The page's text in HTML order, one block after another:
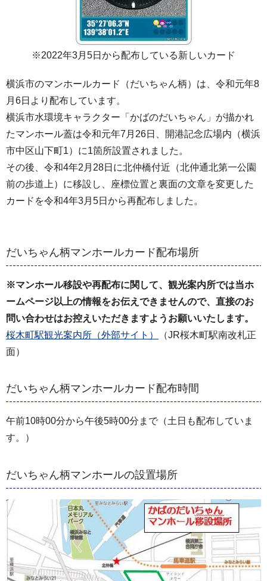
※2022年3月5日から配布している新しいカード
横浜市のマンホールカード（だいちゃん柄）は、令和元年8
月6日より配布しています。
横浜市水環境キャラクター「かばのだいちゃん」が描かれ
たマンホール蓋は令和元年7月26日、開港記念広場内（横浜
市中区山下町1）に1箇所設置されました。
その後、令和4年2月28日に北仲橋付近（北仲通北第一公園
前の歩道上）に移設し、座標位置と裏面の文章を変更した
カードを令和4年3月5日から再配布しました。
だいちゃん柄マンホールカード配布場所
※マンホール移設や再配布に関して、観光案内所では当ホ
ームページ以上の情報をお伝えできませんので、直接のお
問い合わせはお控えいただきますようお願いいたします。
桜木町駅観光案内所（外部サイト）
（JR桜木町駅南改札正
面）
だいちゃん柄マンホールカード配布時間
午前10時00分から午後5時00分まで（土日も配布していま
す。）
だいちゃん柄マンホールの設置場所